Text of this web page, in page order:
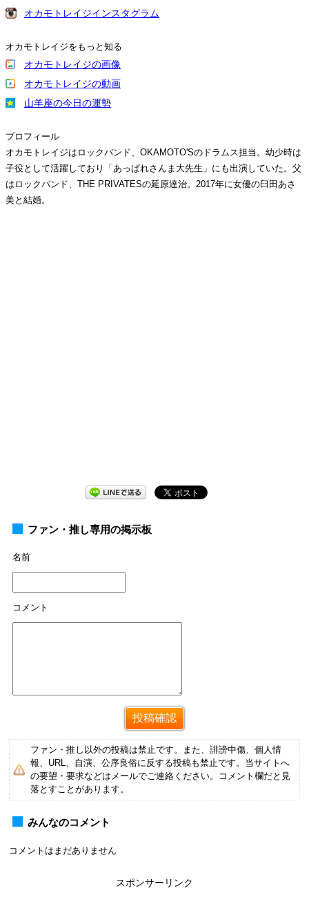
オカモトレイジインスタグラム
オカモトレイジをもっと知る
オカモトレイジの画像
オカモトレイジの動画
山羊座の今日の運勢
プロフィール
オカモトレイジはロックバンド、OKAMOTO'Sのドラムス担当。幼少時は
子役として活躍しており「あっぱれさんま大先生」にも出演していた。父
はロックバンド、THE PRIVATESの延原達治。2017年に女優の臼田あさ
美と結婚。
ファン・推し専用の掲示板
名前
コメント
ファン・推し以外の投稿は禁止です。また、誹謗中傷、個人情
報、URL、自演、公序良俗に反する投稿も禁止です。当サイトへ
の要望・要求などはメールでご連絡ください。コメント欄だと見
落とすことがあります。
みんなのコメント
コメントはまだありません
スポンサーリンク